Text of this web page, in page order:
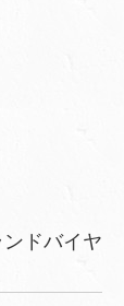
ドバイヤ